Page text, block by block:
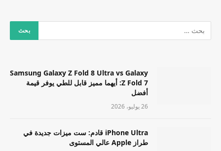
Samsung Galaxy Z Fold 8 Ultra vs Galaxy
Z Fold 7: أيهما مميز قابل للطي يوفر قيمة
أفضل
26 يوليو، 2026
iPhone Ultra قادم: ست ميزات جديدة في
طراز Apple عالي المستوى